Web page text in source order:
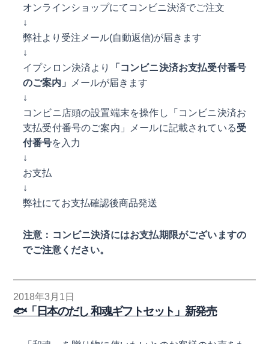
オンラインショップにてコンビニ決済でご注文
↓
弊社より受注メール(自動返信)が届きます
↓
イプシロン決済より
「コンビニ決済お支払受付番号
のご案内」
メールが届きます
↓
コンビニ店頭の設置端末を操作し「コンビニ決済お
支払受付番号のご案内」メールに記載されている受
付番号を入力
↓
お支払
↓
弊社にてお支払確認後商品発送
注意：コンビニ決済にはお支払期限がございますの
でご注意ください。
2018年3月1日
🐟「日本のだし 和魂ギフトセット」新発売